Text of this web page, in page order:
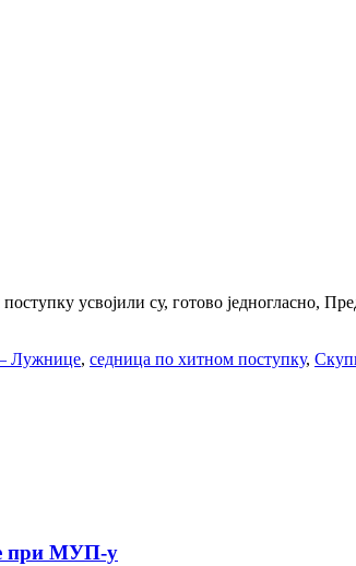
усвојили су, готово једногласно,
Лужнице, седница по хитном поступку,
при МУП-у